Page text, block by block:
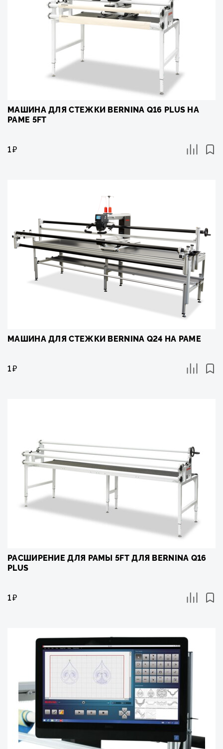
МАШИНА ДЛЯ СТЕЖКИ BERNINA Q16 PLUS НА
РАМЕ 5FT
1₽
МАШИНА ДЛЯ СТЕЖКИ BERNINA Q24 НА РАМЕ
1₽
РАСШИРЕНИЕ ДЛЯ РАМЫ 5FT ДЛЯ BERNINA Q16
PLUS
1₽